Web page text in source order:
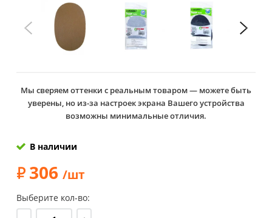
Мы сверяем оттенки с реальным товаром — можете быть
уверены, но из-за настроек экрана Вашего устройства
возможны минимальные отличия.
В наличии
306 /шт
Выберите кол-во: